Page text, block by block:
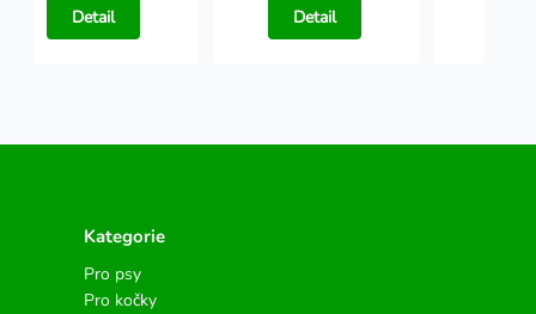
Detail Detail
Kategorie
Pro psy
Pro kočky